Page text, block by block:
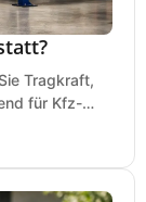
Tragkraft,
für Kfz-